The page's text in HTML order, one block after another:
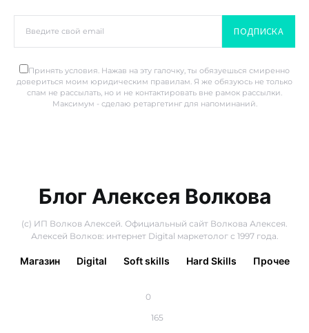
ПОДПИСКА
Принять условия. Нажав на эту галочку, ты обязуешься смиренно
довериться моим юридическим правилам. Я же обязуюсь не только
спам не рассылать, но и не контактировать вне рамок рассылки.
Максимум - сделаю ретаргетинг для напоминаний.
Блог Алексея Волкова
(с) ИП Волков Алексей. Официальный сайт Волкова Алексея.
Алексей Волков: интернет Digital маркетолог с 1997 года.
0
165
Магазин Digital Soft skills Hard Skills Прочее